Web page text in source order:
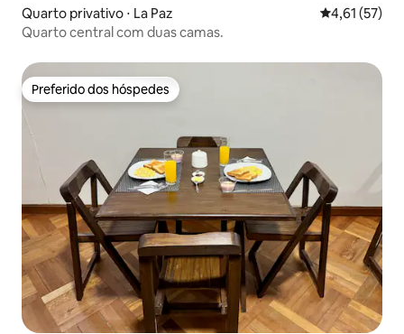
Quarto privativo ⋅ La Paz 4,61 de uma
4,61 (57)
Quarto central com duas camas.
Preferido dos hóspedes
Preferido dos hóspedes